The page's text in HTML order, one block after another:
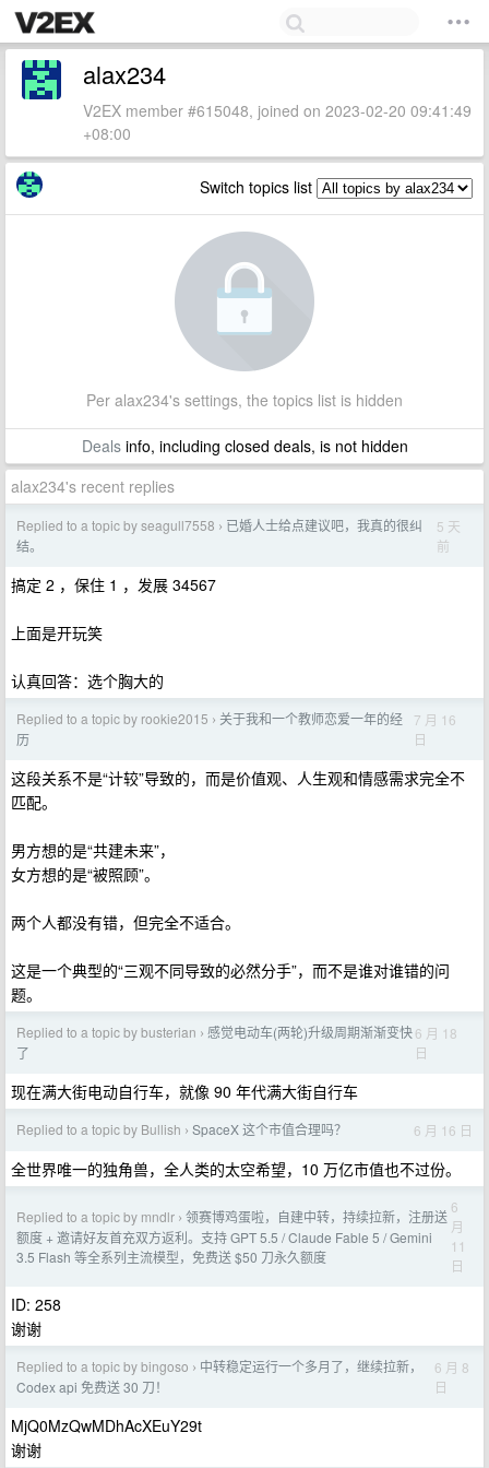
alax234
V2EX member #615048, joined on 2023-02-20 09:41:49
+08:00
Switch topics list
Per alax234's settings, the topics list is hidden
Dealsinfo, including closed deals, is not hidden
alax234's recent replies
Replied to a topic by seagull7558 › 已婚人士给点建议吧，我真的很纠
结。
5 天
前
搞定 2 ，保住 1 ，发展 34567
上面是开玩笑
认真回答：选个胸大的
Replied to a topic by rookie2015 › 关于我和一个教师恋爱一年的经
历
7 月 16
日
这段关系不是“计较”导致的，而是价值观、人生观和情感需求完全不
匹配。
男方想的是“共建未来”，
女方想的是“被照顾”。
两个人都没有错，但完全不适合。
这是一个典型的“三观不同导致的必然分手”，而不是谁对谁错的问
题。
Replied to a topic by busterian › 感觉电动车(两轮)升级周期渐渐变快
了
6 月 18
日
现在满大街电动自行车，就像 90 年代满大街自行车
Replied to a topic by Bullish › SpaceX 这个市值合理吗？ 6 月 16 日
全世界唯一的独角兽，全人类的太空希望，10 万亿市值也不过份。
Replied to a topic by mndlr › 领赛博鸡蛋啦，自建中转，持续拉新，注册送
额度 + 邀请好友首充双方返利。支持 GPT 5.5 / Claude Fable 5 / Gemini
3.5 Flash 等全系列主流模型，免费送 $50 刀永久额度
6
月
11
日
ID: 258
谢谢
Replied to a topic by bingoso › 中转稳定运行一个多月了，继续拉新，
Codex api 免费送 30 刀！
6 月 8
日
MjQ0MzQwMDhAcXEuY29t
谢谢